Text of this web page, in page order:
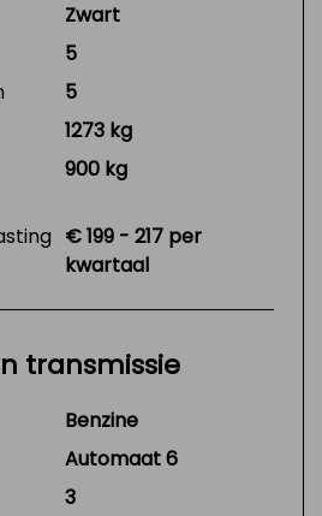
Zwart
5
5
1273 kg
900 kg
€ 199 - 217 per
kwartaal
transmissie
Benzine
Automaat 6
3